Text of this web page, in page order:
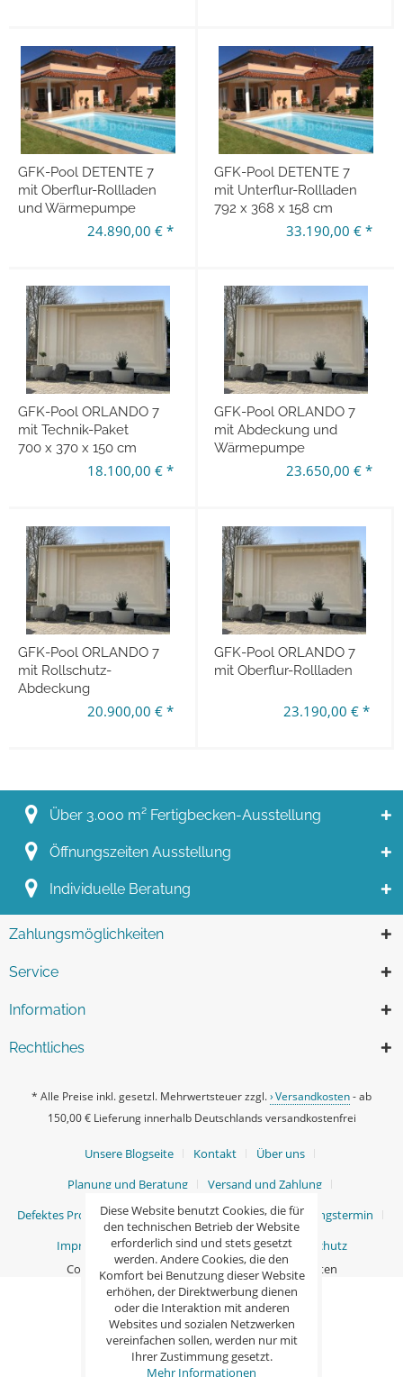
GFK-Pool DETENTE 7
mit Oberflur-Rollladen
und Wärmepumpe
24.890,00 € *
GFK-Pool DETENTE 7
mit Unterflur-Rollladen
792 x 368 x 158 cm
33.190,00 € *
GFK-Pool ORLANDO 7
mit Technik-Paket
700 x 370 x 150 cm
18.100,00 € *
GFK-Pool ORLANDO 7
mit Abdeckung und
Wärmepumpe
23.650,00 € *
GFK-Pool ORLANDO 7
mit Rollschutz-
Abdeckung
20.900,00 € *
GFK-Pool ORLANDO 7
mit Oberflur-Rollladen
23.190,00 € *
Über 3.000 m² Fertigbecken-Ausstellung
Öffnungszeiten Ausstellung
Individuelle Beratung
Zahlungsmöglichkeiten
Service
Information
Rechtliches
* Alle Preise inkl. gesetzl. Mehrwertsteuer zzgl. Versandkosten- ab
150,00 € Lieferung innerhalb Deutschlands versandkostenfrei
Unsere Blogseite Kontakt
Über uns
Planung und Beratung
Versand und Zahlung
Defektes Produkt / Ersatzteile
Ihr persönlicher Beratungstermin
Impressum
AGB Widerrufsrecht
Datenschutz
Copyright © Ganß GmbH - Alle Rechte vorbehalten
Diese Website benutzt Cookies, die für
den technischen Betrieb der Website
erforderlich sind und stets gesetzt
werden. Andere Cookies, die den
Komfort bei Benutzung dieser Website
erhöhen, der Direktwerbung dienen
oder die Interaktion mit anderen
Websites und sozialen Netzwerken
vereinfachen sollen, werden nur mit
Ihrer Zustimmung gesetzt.
Mehr Informationen